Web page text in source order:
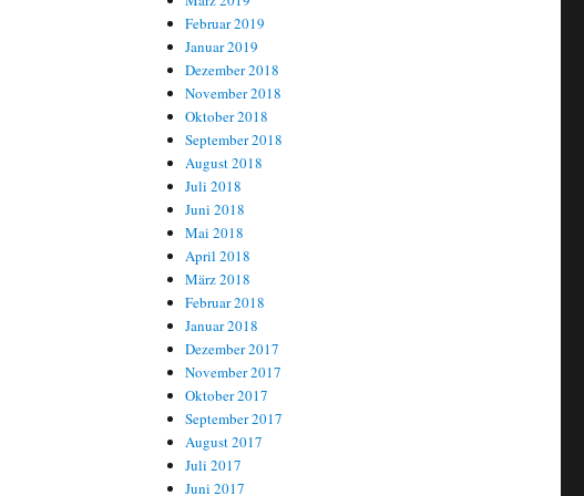
Februar 2019
Januar 2019
Dezember 2018
November 2018
Oktober 2018
September 2018
August 2018
Juli 2018
Juni 2018
Mai 2018
April 2018
März 2018
Februar 2018
Januar 2018
Dezember 2017
November 2017
Oktober 2017
September 2017
August 2017
Juli 2017
Juni 2017